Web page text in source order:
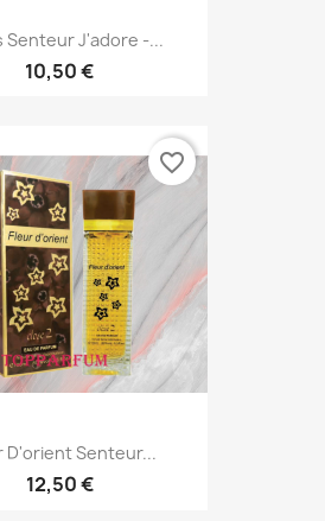
Senteur J'adore -...
10,50 €
D'orient Senteur...
12,50 €
favorite_border